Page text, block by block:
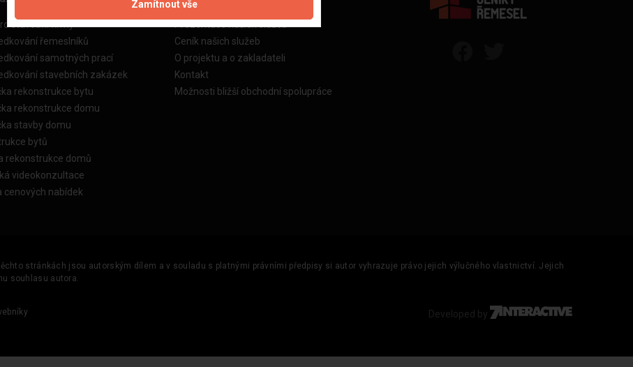
stavební firmy
řemeslníků
samotných prací
stavebních zakázek
rekonstrukce bytu
rekonstrukce domu
stavby domu
bytů
rekonstrukce domů
videokonzultace
cenových nabídek
Ceník našich služeb
O projektu a o zakladateli
Kontakt
Možnosti bližší obchodní spolupráce
stránkách jsou autorským dílem a v souladu s platnými právními předpisy si autor vyhrazuje právo jejich výlučného vlastnictví. Jejich
souhlasu autora.
Developed by
Zamítnout vše